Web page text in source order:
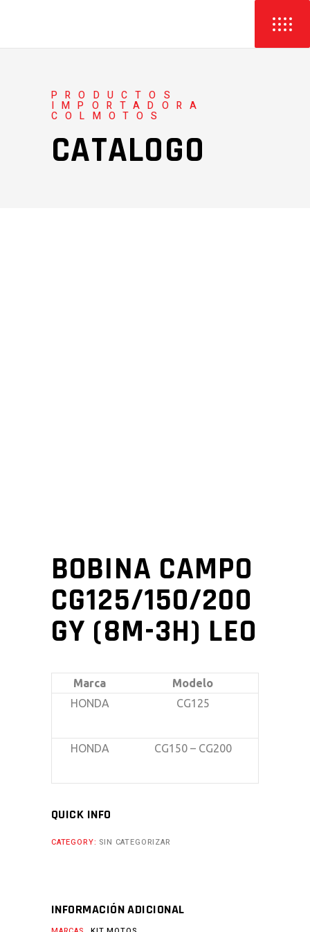
PRODUCTOS
IMPORTADORA
COLMOTOS
CATALOGO
BOBINA CAMPO
CG125/150/200
GY (8M-3H) LEO
Marca
Modelo
HONDA
CG125
HONDA CG150 – CG200
QUICK INFO
CATEGORY: SIN CATEGORIZAR
INFORMACIÓN ADICIONAL